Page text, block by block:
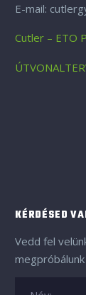
E-mail:
Cutler – ETO
KÉRDÉSED
Vedd fel